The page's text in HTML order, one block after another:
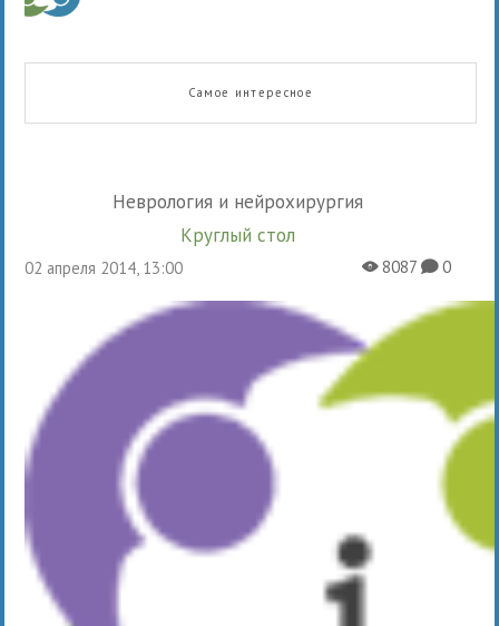
Самое интересное
Неврология и нейрохирургия
Круглый стол
02 апреля 2014, 13:00 X8087K0